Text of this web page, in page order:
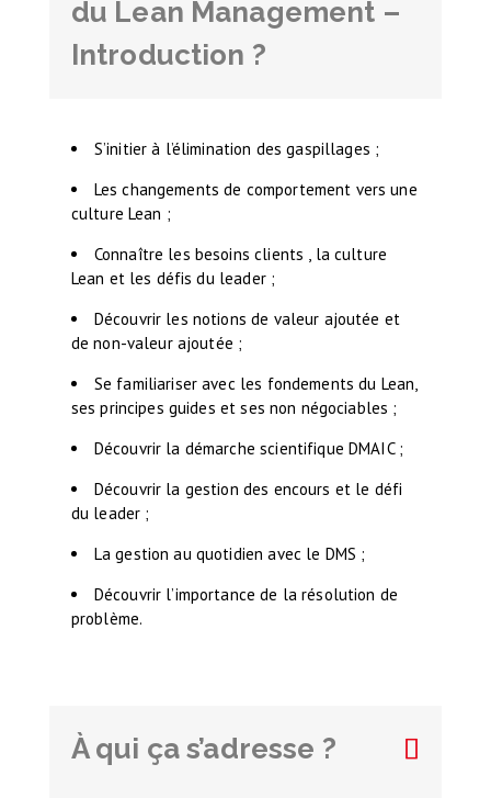
du Lean Management –
Introduction ?
S’initier à l’élimination des gaspillages ;
Les changements de comportement vers une
culture Lean ;
Connaître les besoins clients , la culture
Lean et les défis du leader ;
Découvrir les notions de valeur ajoutée et
de non-valeur ajoutée ;
Se familiariser avec les fondements du Lean,
ses principes guides et ses non négociables ;
Découvrir la démarche scientifique DMAIC ;
Découvrir la gestion des encours et le défi
du leader ;
La gestion au quotidien avec le DMS ;
Découvrir l’importance de la résolution de
problème.
À qui ça s’adresse ?